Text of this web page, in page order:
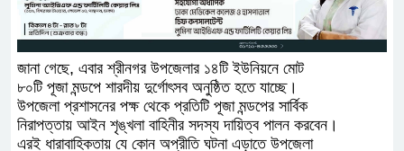
জানা গেছে, এবার শ্রীনগর উপজেলার ১৪টি ইউনিয়নে মোট
৮০টি পূজা মন্ডপে শারদীয় দুর্গোৎসব অনুষ্ঠিত হতে যাচ্ছে।
উপজেলা প্রশাসনের পক্ষ থেকে প্রতিটি পূজা মন্ডপের সার্বিক
নিরাপত্তায় আইন শৃঙ্খলা বাহিনীর সদস্য দায়িত্ব পালন করবেন।
এরই ধারাবাহিকতায় যে কোন অপ্রীতি ঘটনা এড়াতে উপজেলা